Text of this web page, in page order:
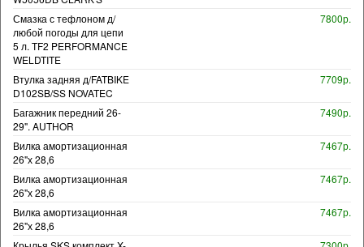
Смазка с тефлоном д/
любой погоды для цепи
5 л. TF2 PERFORMANCE
WELDTITE
7800р.
Втулка задняя д/FATBIKE
D102SB/SS NOVATEC
7709р.
Багажник передний 26-
29". AUTHOR
7490р.
Вилка амортизационная
26"х 28,6
7467р.
Вилка амортизационная
26"х 28,6
7467р.
Вилка амортизационная
26"х 28,6
7467р.